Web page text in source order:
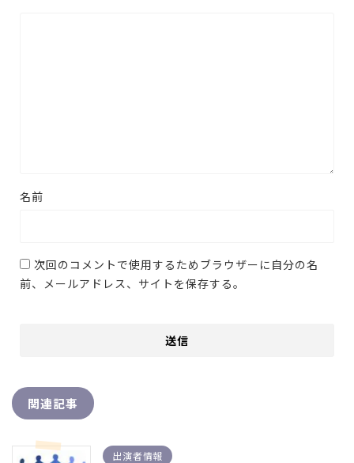
名前
次回のコメントで使用するためブラウザーに自分の名
前、メールアドレス、サイトを保存する。
関連記事
出演者情報